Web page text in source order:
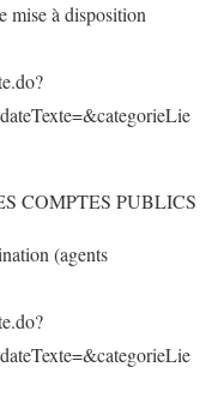
mise à disposition
COMPTES PUBLICS
(agents